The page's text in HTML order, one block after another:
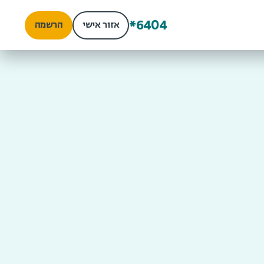
*6404 אזור אישי הרשמה